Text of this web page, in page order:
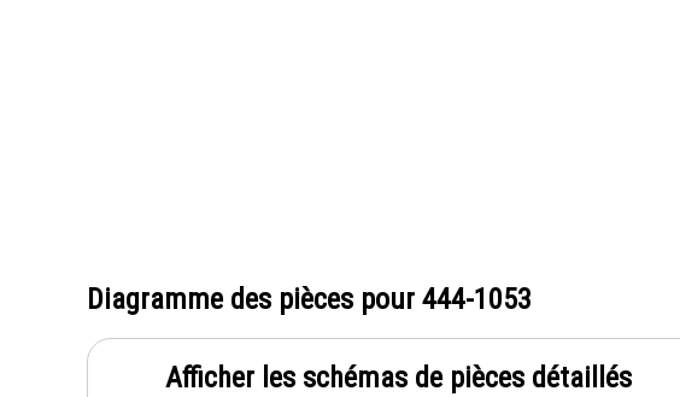
Diagramme des pièces pour 444-1053
Afficher les schémas de pièces détaillés